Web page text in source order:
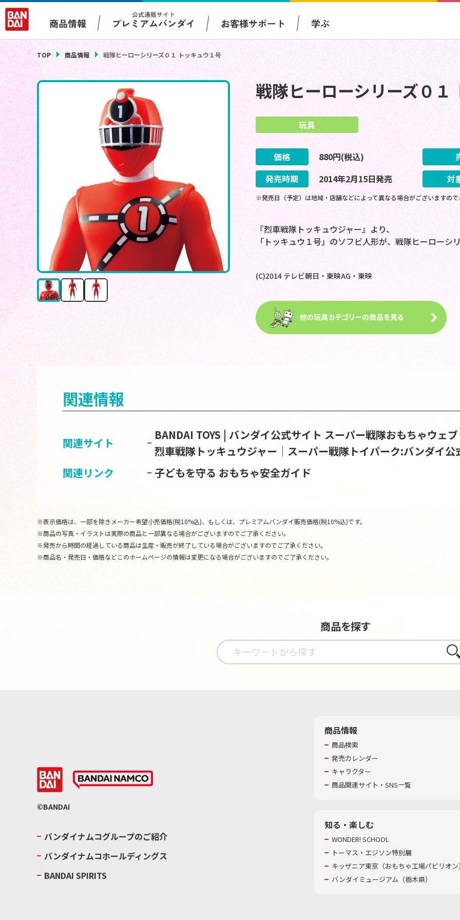
商品情報
公式通販サイト
プレミアムバンダイ お客様サポート 学ぶ
TOP 商品情報 戦隊ヒーローシリーズ０１ トッキュウ１号
戦隊ヒーローシリーズ０１
玩具
価格 880円(税込)
発売時期
2014年2月15日発売 対
※発売日（予定）は地域・店舗などによって異なる場合がございますの
『烈車戦隊トッキュウジャー』より、
「トッキュウ１号」のソフビ人形が、戦隊ヒーローシ
(C)2014 テレビ朝日・東映AG・東映
関連情報
関連サイト
BANDAI TOYS | バンダイ公式サイト スーパー戦隊おもちゃウェ
烈車戦隊トッキュウジャー｜スーパー戦隊トイパーク:バンダイ公
関連リンク
子どもを守る おもちゃ安全ガイド
※表示価格は、一部を除きメーカー希望小売価格(税10%込)、もしくは、プレミアムバンダイ販売価格(税10%込)です。
※商品の写真・イラストは実際の商品と一部異なる場合がございますのでご了承ください。
※発売から時間の経過している商品は生産・販売が終了している場合がございますのでご了承ください。
※商品名・発売日・価格などこのホームページの情報は変更になる場合がございますのでご了承ください。
商品を探す
さが
©BANDAI
バンダイナムコグループのご紹介
バンダイナムコホールディングス
BANDAI SPIRITS
商品情報
商品検索
発売カレンダー
キャラクター
商品関連サイト・SNS一覧
知る・楽しむ
WONDER! SCHOOL
トーマス・エジソン特別展
キッザニア東京（おもちゃ工場パビリオ
バンダイミュージアム（栃木県）